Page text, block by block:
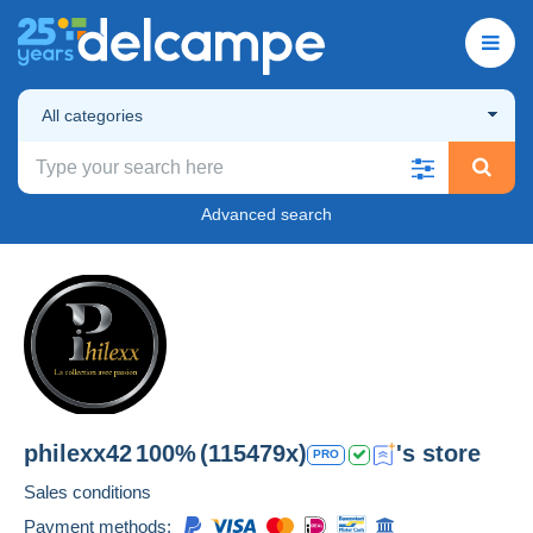
All categories
Advanced search
philexx42100%(115479x) PRO 's store
Sales conditions
Payment methods: